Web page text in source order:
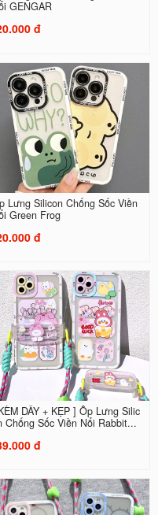
GENGAR
đ
Lưng Silicon Chống Sốc Viền
Green Frog
đ
DÂY + KẸP ] Ốp Lưng Silic
Chống Sốc Viền Nổi Rabbit...
đ